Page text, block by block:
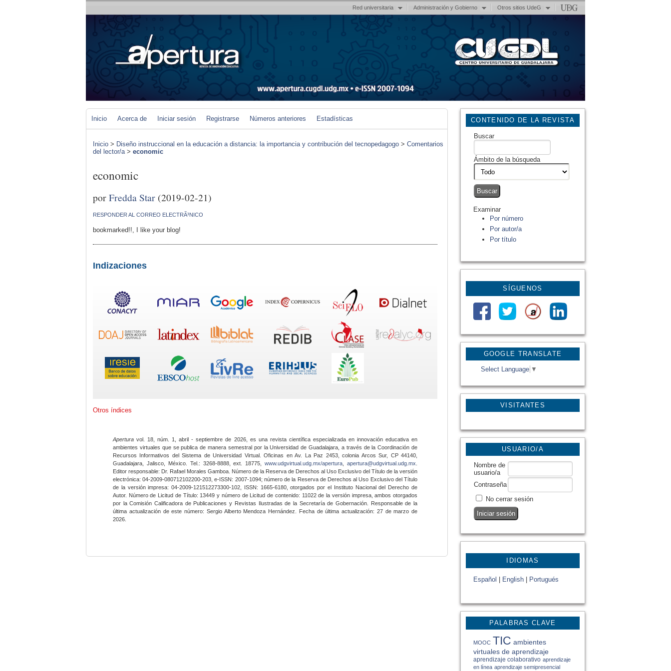
Red universitaria Administración y Gobierno Otros sitios UdeG
GOOGLE TRANSLATE
Select Language ▼
VISITANTES
CONTENIDO DE LA REVISTA
Buscar
Ámbito de la búsqueda
Examinar
Por número
Por autor/a
Por título
SÍGUENOS
USUARIO/A
Nombre de
usuario/a
Contraseña
No cerrar sesión
IDIOMAS
Español English Portugués
PALABRAS CLAVE
MOOC TIC ambientes
virtuales de aprendizaje
aprendizaje colaborativo aprendizaje
en línea aprendizaje semipresencial
Inicio Acerca de Iniciar sesión Registrarse Números anteriores Estadísticas
Inicio > Diseño instruccional en la educación a distancia: la importancia y contribución del tecnopedagogo > Comentarios
del lector/a> economic
economic
porFredda Star (2019-02-21)
RESPONDER AL CORREO ELECTRÃ³NICO
bookmarked!!, I like your blog!
Indizaciones
Otros índices
Apertura vol. 18, núm. 1, abril - septiembre de 2026, es una revista científica especializada en innovación educativa en
ambientes virtuales que se publica de manera semestral por la Universidad de Guadalajara, a través de la Coordinación de
Recursos Informativos del Sistema de Universidad Virtual. Oficinas en Av. La Paz 2453, colonia Arcos Sur, CP 44140,
Guadalajara, Jalisco, México. Tel.: 3268-8888, ext. 18775,www.udgvirtual.udg.mx/apertura apertura@udgvirtual.udg.mx
Editor responsable: Dr. Rafael Morales Gamboa. Número de la Reserva de Derechos al Uso Exclusivo del Título de la versión
electrónica: 04-2009-080712102200-203, e-ISSN: 2007-1094; número de la Reserva de Derechos al Uso Exclusivo del Título
de la versión impresa: 04-2009-121512273300-102, ISSN: 1665-6180, otorgados por el Instituto Nacional del Derecho de
Autor. Número de Licitud de Título: 13449 y número de Licitud de contenido: 11022 de la versión impresa, ambos otorgados
por la Comisión Calificadora de Publicaciones y Revistas Ilustradas de la Secretaría de Gobernación. Responsable de la
última actualización de este número: Sergio Alberto Mendoza Hernández. Fecha de última actualización: 27 de marzo de
2026.